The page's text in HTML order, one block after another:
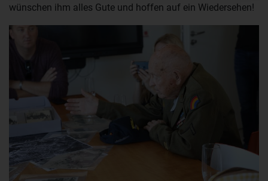
wünschen ihm alles Gute und hoffen auf ein Wiedersehen!